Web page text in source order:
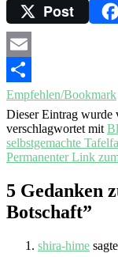
Post
Email
Empfehlen/Bookmark
Dieser Eintrag wurde
verschlagwortet mit
selbstgemachte
Permanenter Link
5 Gedanken
Botschaft”
shira-hime